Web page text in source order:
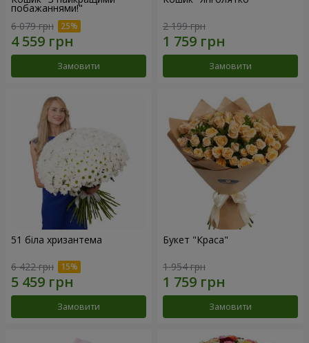
побажаннями!"
6 079 грн
Замовити
2 199 грн
Замовити
51 біла хризантема
6 422 грн
Замовити
Букет "Краса"
1 954 грн
Замовити